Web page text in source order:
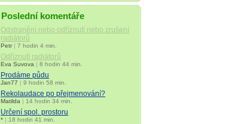
Poslední komentáře
Odstranění nebo odříznutí nebo zrušení
radiátorů
Petr|7 hodin 4 min.
Odříznutí radiátorů
Eva Suvova |8 hodin 44 min.
Prodáme půdu
Jan77 |9 hodin 58 min.
Rekolaudace po přejmenování?
Matilda | 14 hodin 34 min.
Určení spol. prostoru
* | 18 hodin 41 min.